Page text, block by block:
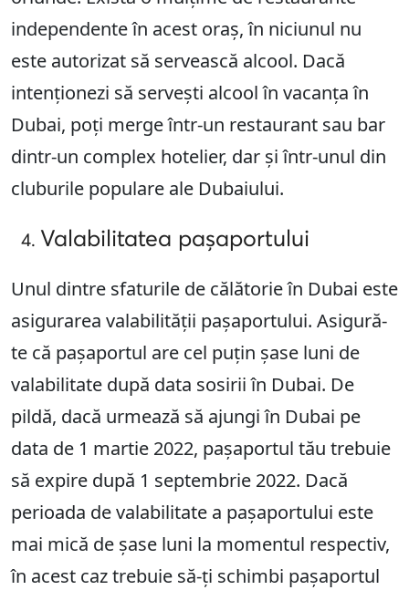
independente în acest oraș, în niciunul nu
este autorizat să servească alcool. Dacă
intenționezi să servești alcool în vacanța în
Dubai, poți merge într-un restaurant sau bar
dintr-un complex hotelier, dar și într-unul din
cluburile populare ale Dubaiului.
Valabilitatea pașaportului
Unul dintre sfaturile de călătorie în Dubai este
asigurarea valabilității pașaportului. Asigură-
te că pașaportul are cel puțin șase luni de
valabilitate după data sosirii în Dubai. De
pildă, dacă urmează să ajungi în Dubai pe
data de 1 martie 2022, pașaportul tău trebuie
să expire după 1 septembrie 2022. Dacă
perioada de valabilitate a pașaportului este
mai mică de șase luni la momentul respectiv,
în acest caz trebuie să-ți schimbi pașaportul